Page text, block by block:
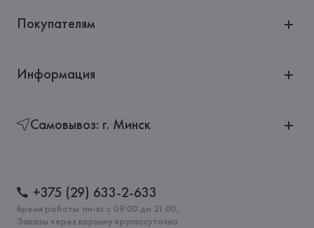
Покупателям
Информация
Самовывоз: г. Минск
+375 (29) 633-2-633
Время работы: пн-вс с 09:00 до 21:00,
Заказы через корзину круглосуточно